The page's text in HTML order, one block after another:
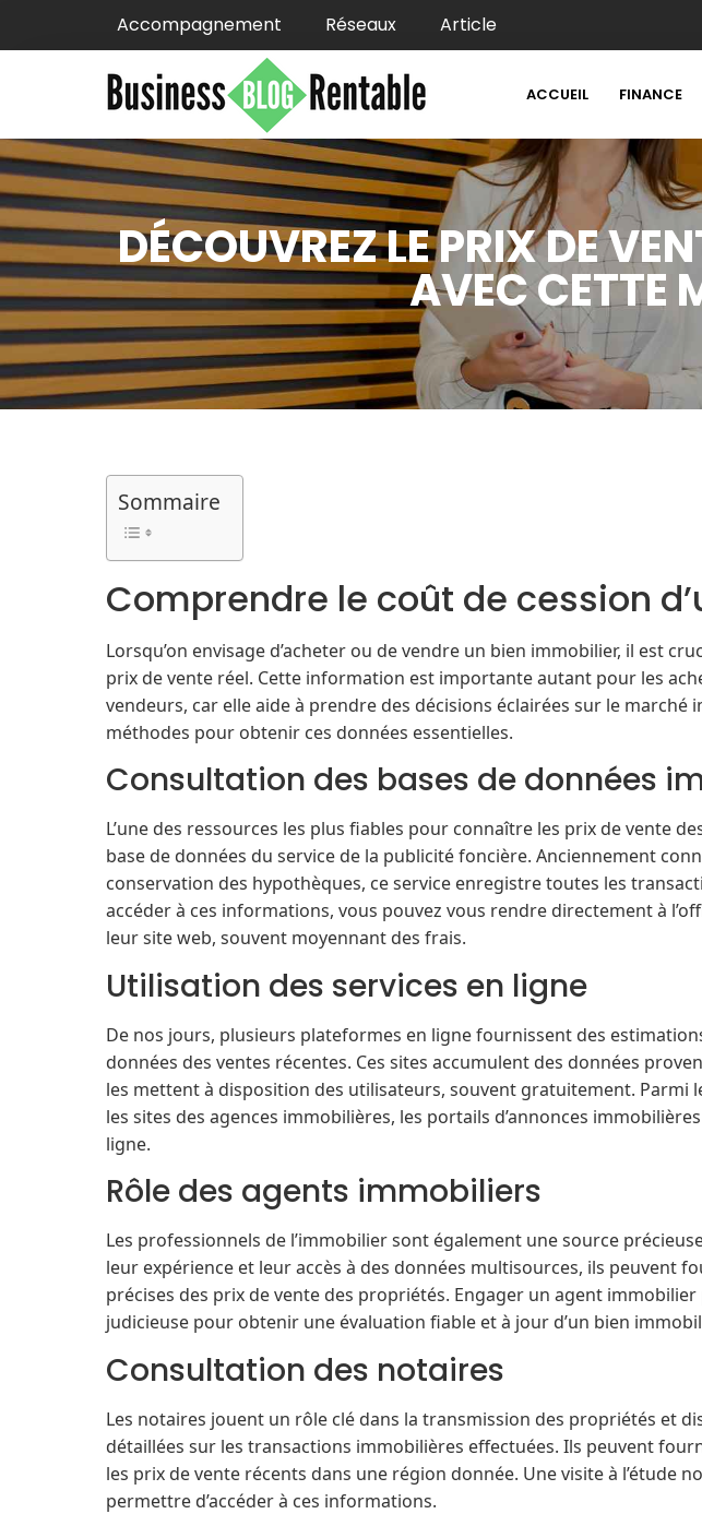
Accompagnement Réseaux Article
ACCUEIL FINANCE
DÉCOUVREZ LE PRIX DE
AVEC CETTE
Sommaire
Comprendre le coût de cession
Lorsqu’on envisage d’acheter ou de vendre un bien immobilier, il est
prix de vente réel. Cette information est importante autant pour les
vendeurs, car elle aide à prendre des décisions éclairées sur le marché
méthodes pour obtenir ces données essentielles.
Consultation des bases de données
L’une des ressources les plus fiables pour connaître les prix de vente
base de données du service de la publicité foncière. Anciennement
conservation des hypothèques, ce service enregistre toutes les
accéder à ces informations, vous pouvez vous rendre directement à
leur site web, souvent moyennant des frais.
Utilisation des services en ligne
De nos jours, plusieurs plateformes en ligne fournissent des
données des ventes récentes. Ces sites accumulent des données
les mettent à disposition des utilisateurs, souvent gratuitement. Parmi
les sites des agences immobilières, les portails d’annonces
ligne.
Rôle des agents immobiliers
Les professionnels de l’immobilier sont également une source
leur expérience et leur accès à des données multisources, ils peuvent
précises des prix de vente des propriétés. Engager un agent
judicieuse pour obtenir une évaluation fiable et à jour d’un bien
Consultation des notaires
Les notaires jouent un rôle clé dans la transmission des propriétés et
détaillées sur les transactions immobilières effectuées. Ils peuvent
les prix de vente récents dans une région donnée. Une visite à l’étude
permettre d’accéder à ces informations.